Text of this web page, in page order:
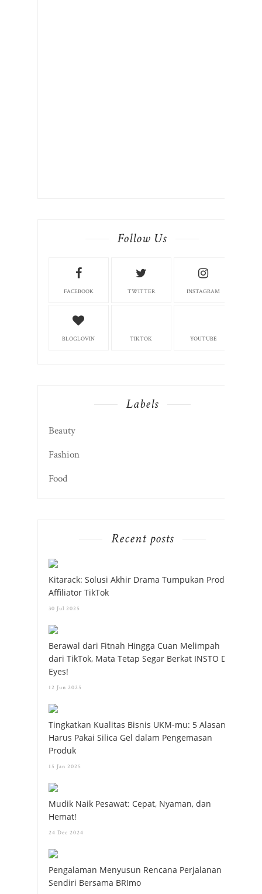
Follow Us
FACEBOOK TWITTER INSTAGRAM
BLOGLOVIN TIKTOK YOUTUBE
Labels
Beauty
Fashion
Food
Recent posts
Kitarack: Solusi Akhir Drama Tumpukan Produk
Affiliator TikTok
30 Jul 2025
Berawal dari Fitnah Hingga Cuan Melimpah
dari TikTok, Mata Tetap Segar Berkat INSTO Dry
Eyes!
12 Jun 2025
Tingkatkan Kualitas Bisnis UKM-mu: 5 Alasan
Harus Pakai Silica Gel dalam Pengemasan
Produk
15 Jan 2025
Mudik Naik Pesawat: Cepat, Nyaman, dan
Hemat!
24 Dec 2024
Pengalaman Menyusun Rencana Perjalanan
Sendiri Bersama BRImo